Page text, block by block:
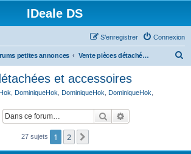
IDeale DS
Connexion
S’enregistrer
petites annonces Vente pièces détachées et accessoires
et accessoires
DominiqueHok DominiqueHok DominiqueHok
Rechercher
27 sujets 1 2